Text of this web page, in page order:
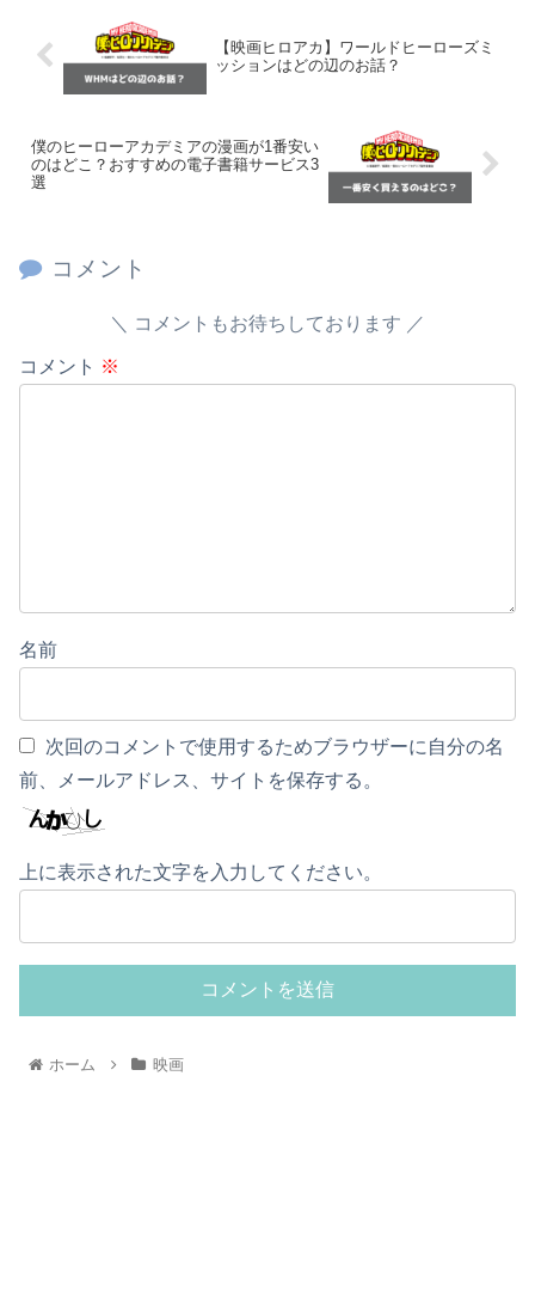
【映画ヒロアカ】ワールドヒーローズミ
ッションはどの辺のお話？
僕のヒーローアカデミアの漫画が1番安い
のはどこ？おすすめの電子書籍サービス3
選
コメント
コメントもお待ちしております
コメント ※
名前
次回のコメントで使用するためブラウザーに自分の名
前、メールアドレス、サイトを保存する。
上に表示された文字を入力してください。
ホーム 映画